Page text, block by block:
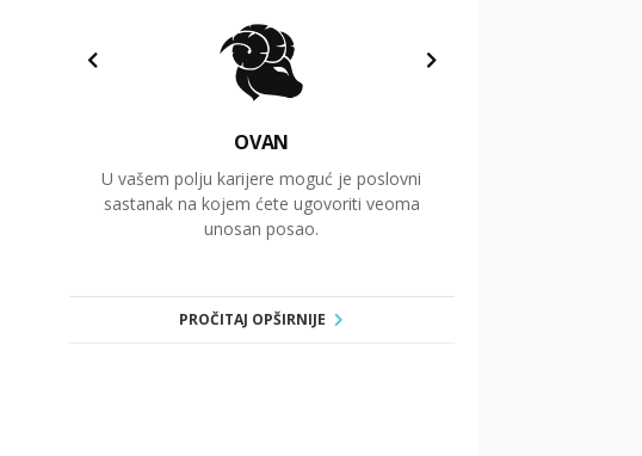
OVAN
U vašem polju karijere moguć je poslovni
sastanak na kojem ćete ugovoriti veoma
unosan posao.
PROČITAJ OPŠIRNIJE